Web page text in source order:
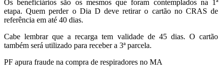
Os beneficiários são os mesmos que foram contemplados na 1ª
etapa. Quem perder o Dia D deve retirar o cartão no CRAS de
referência em até 40 dias.
Cabe lembrar que a recarga tem validade de 45 dias. O cartão
também será utilizado para receber a 3ª parcela.
PF apura fraude na compra de respiradores no MA